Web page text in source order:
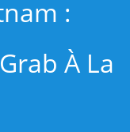
:
À La